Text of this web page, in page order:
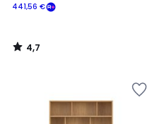
441,56 €
4,7
/